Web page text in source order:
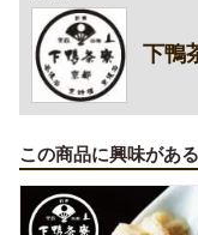
下鴨
この商品に興味があ